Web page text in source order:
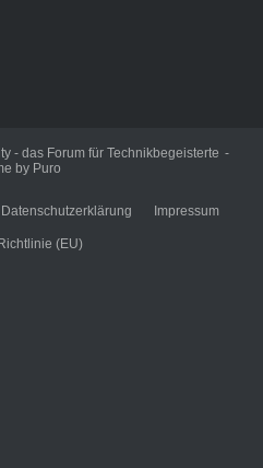
- das Forum für Technikbegeisterte
by Puro
Datenschutzerklärung Impressum
(EU)